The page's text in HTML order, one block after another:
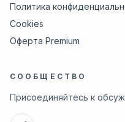
Политика
Cookies
Оферта Premium
СООБЩЕСТВО
Присоединяйтесь к